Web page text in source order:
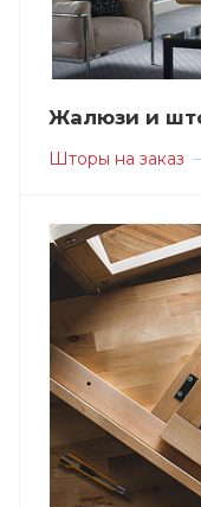
Жалюзи и
Шторы на заказ